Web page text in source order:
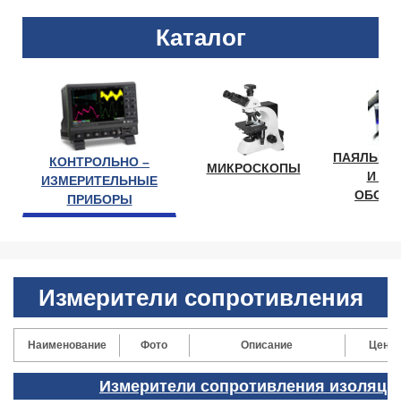
Каталог
КОНТРОЛЬНО –
ИЗМЕРИТЕЛЬНЫЕ
ПРИБОРЫ
МИКРОСКОПЫ
И
Измерители сопротивления
Наименование Фото Описание Цена
Измерители сопротивления